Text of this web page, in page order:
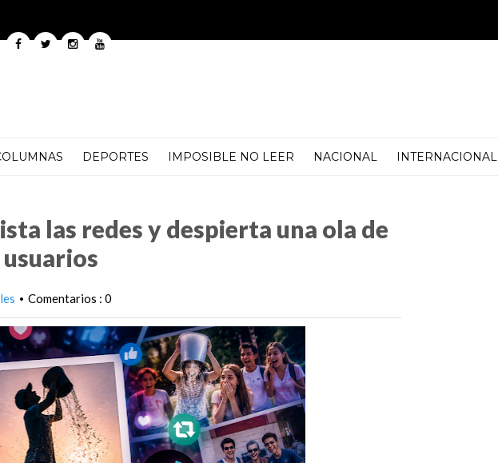
DEPORTES IMPOSIBLE NO LEER NACIONAL INTERNACIONAL
las redes y despierta una ola de
• Comentarios : 0